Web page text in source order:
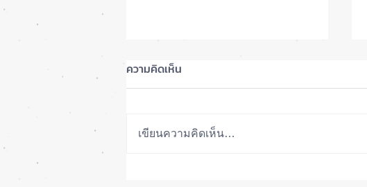
ความคิดเห็น
เขียนความคิดเห็น…